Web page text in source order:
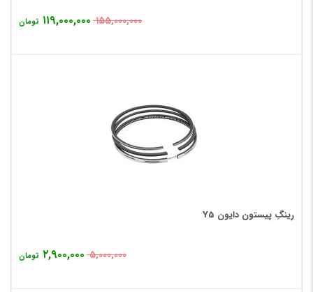
۱۵۵,۰۰۰,۰۰۰ ۱۱۹,۰۰۰,۰۰۰ تومان
رینگِ پیستون دایون Y5
۵,۰۰۰,۰۰۰ ۲,۹۰۰,۰۰۰ تومان